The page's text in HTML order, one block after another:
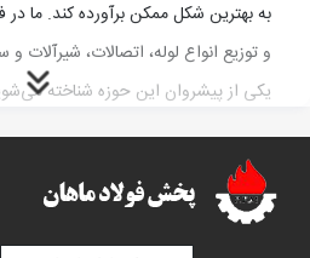
به بهترین شکل ممکن برآورده کند. ما در
و توزیع انواع لوله، اتصالات، شیرآلات
یکی از پیشروان این حوزه شناخته
تجهیزات پایپینگ شامل
تجهیزات پایپینگ، طیف وسیعی از